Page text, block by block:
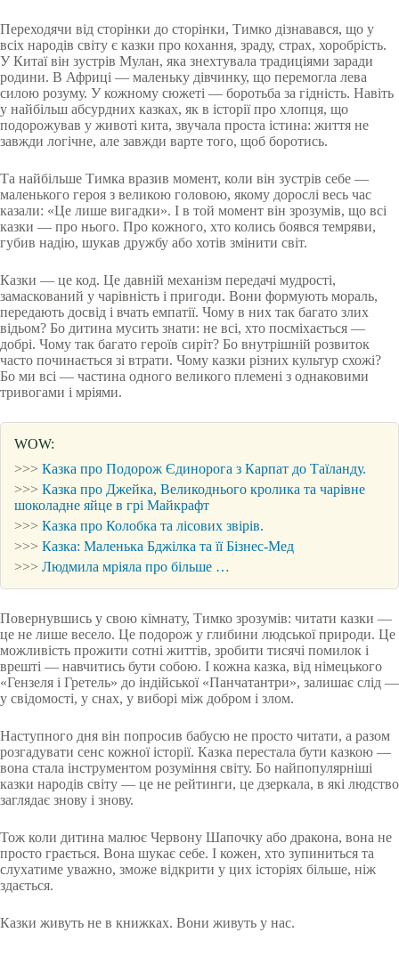
Переходячи від сторінки до сторінки, Тимко дізнавався, що у
всіх народів світу є казки про кохання, зраду, страх, хоробрість.
У Китаї він зустрів Мулан, яка знехтувала традиціями заради
родини. В Африці — маленьку дівчинку, що перемогла лева
силою розуму. У кожному сюжеті — боротьба за гідність. Навіть
у найбільш абсурдних казках, як в історії про хлопця, що
подорожував у животі кита, звучала проста істина: життя не
завжди логічне, але завжди варте того, щоб боротись.
Та найбільше Тимка вразив момент, коли він зустрів себе —
маленького героя з великою головою, якому дорослі весь час
казали: «Це лише вигадки». І в той момент він зрозумів, що всі
казки — про нього. Про кожного, хто колись боявся темряви,
губив надію, шукав дружбу або хотів змінити світ.
Казки — це код. Це давній механізм передачі мудрості,
замаскований у чарівність і пригоди. Вони формують мораль,
передають досвід і вчать емпатії. Чому в них так багато злих
відьом? Бо дитина мусить знати: не всі, хто посміхається —
добрі. Чому так багато героїв сиріт? Бо внутрішній розвиток
часто починається зі втрати. Чому казки різних культур схожі?
Бо ми всі — частина одного великого племені з однаковими
тривогами і мріями.
WOW:
>>> Казка про Подорож Єдинорога з Карпат до Таїланду.
>>> Казка про Джейка, Великоднього кролика та чарівне
шоколадне яйце в грі Майкрафт
>>> Казка про Колобка та лісових звірів.
>>> Казка: Маленька Бджілка та її Бізнес-Мед
>>> Людмила мріяла про більше …
Повернувшись у свою кімнату, Тимко зрозумів: читати казки —
це не лише весело. Це подорож у глибини людської природи. Це
можливість прожити сотні життів, зробити тисячі помилок і
врешті — навчитись бути собою. І кожна казка, від німецького
«Гензеля і Гретель» до індійської «Панчатантри», залишає слід —
у свідомості, у снах, у виборі між добром і злом.
Наступного дня він попросив бабусю не просто читати, а разом
розгадувати сенс кожної історії. Казка перестала бути казкою —
вона стала інструментом розуміння світу. Бо найпопулярніші
казки народів світу — це не рейтинги, це дзеркала, в які людство
заглядає знову і знову.
Тож коли дитина малює Червону Шапочку або дракона, вона не
просто грається. Вона шукає себе. І кожен, хто зупиниться та
слухатиме уважно, зможе відкрити у цих історіях більше, ніж
здається.
Казки живуть не в книжках. Вони живуть у нас.